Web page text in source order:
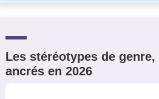
Les stéréotypes de
ancrés en 2026